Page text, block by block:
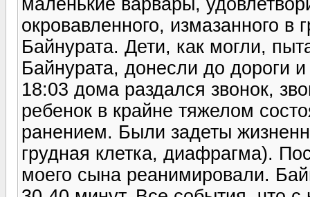
окровавленного, измазанного в
Байнурата. Дети, как могли,
Байнурата, донесли до дороги
18:03 дома раздался звонок,
ребенок в крайне тяжелом
ранением. Были задеты
грудная клетка, диафрагма).
моего сына реанимировали.